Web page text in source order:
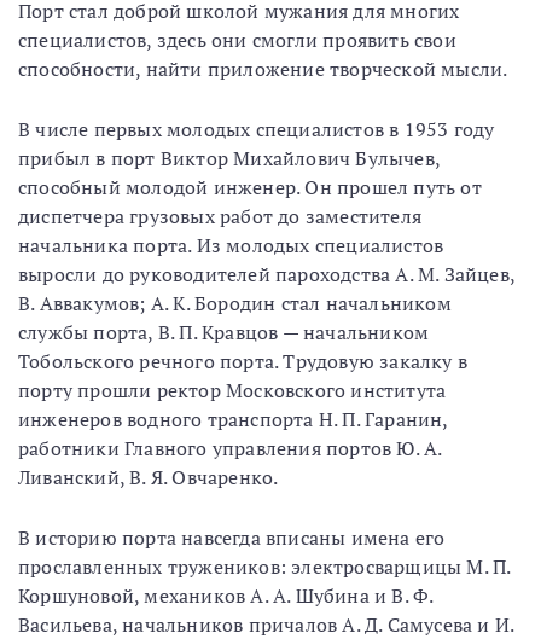
Порт стал доброй школой мужания для многих
специалистов, здесь они смогли проявить свои
способности, найти приложение творческой мысли.
В числе первых молодых специалистов в 1953 году
прибыл в порт Виктор Михайлович Булычев,
способный молодой инженер. Он прошел путь от
диспетчера грузовых работ до заместителя
начальника порта. Из молодых специалистов
выросли до руководителей пароходства А. М. Зайцев,
В. Аввакумов; А. К. Бородин стал начальником
службы порта, В. П. Кравцов — начальником
Тобольского речного порта. Трудовую закалку в
порту прошли ректор Московского института
инженеров водного транспорта Н. П. Гаранин,
работники Главного управления портов Ю. А.
Ливанский, В. Я. Овчаренко.
В историю порта навсегда вписаны имена его
прославленных тружеников: электросварщицы М. П.
Коршуновой, механиков А. А. Шубина и В. Ф.
Васильева, начальников причалов А. Д. Самусева и И.